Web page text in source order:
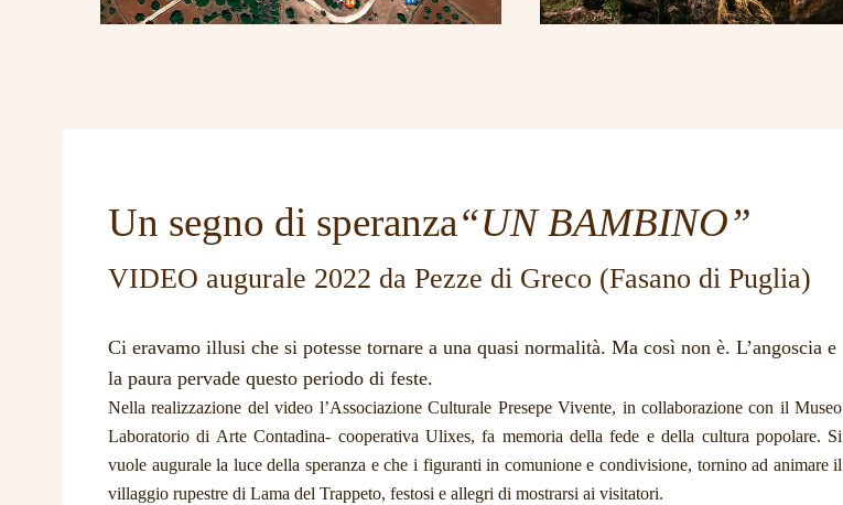
Un segno di speranza“UN BAMBINO”
VIDEO augurale 2022 da Pezze di Greco (Fasano di Puglia)
Ci eravamo illusi che si potesse tornare a una quasi normalità. Ma così non è. L’angoscia e
la paura pervade questo periodo di feste.
Nella realizzazione del video l’Associazione Culturale Presepe Vivente, in collaborazione con il Museo
Laboratorio di Arte Contadina- cooperativa Ulixes, fa memoria della fede e della cultura popolare. Si
vuole augurale la luce della speranza e che i figuranti in comunione e condivisione, tornino ad animare il
villaggio rupestre di Lama del Trappeto, festosi e allegri di mostrarsi ai visitatori.